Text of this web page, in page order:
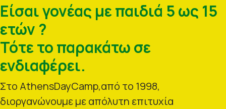
Είσαι γονέας με παιδιά 5 ως 15
ετών ?
Τότε το παρακάτω σε
ενδιαφέρει.
Στο AthensDayCamp,από το 1998,
διοργανώνουμε με απόλυτη επιτυχία